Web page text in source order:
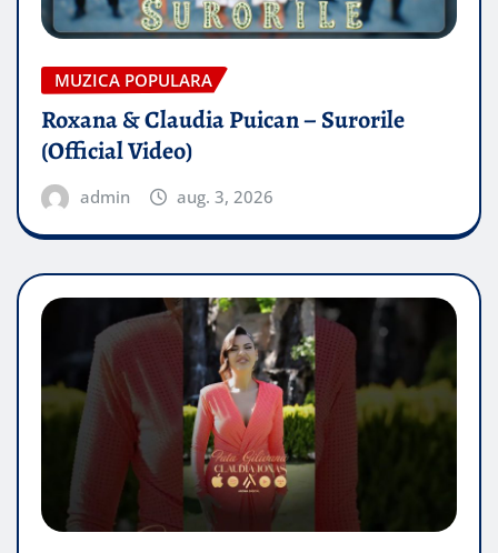
MUZICA POPULARA
Roxana & Claudia Puican – Surorile
(Official Video)
admin aug. 3, 2026